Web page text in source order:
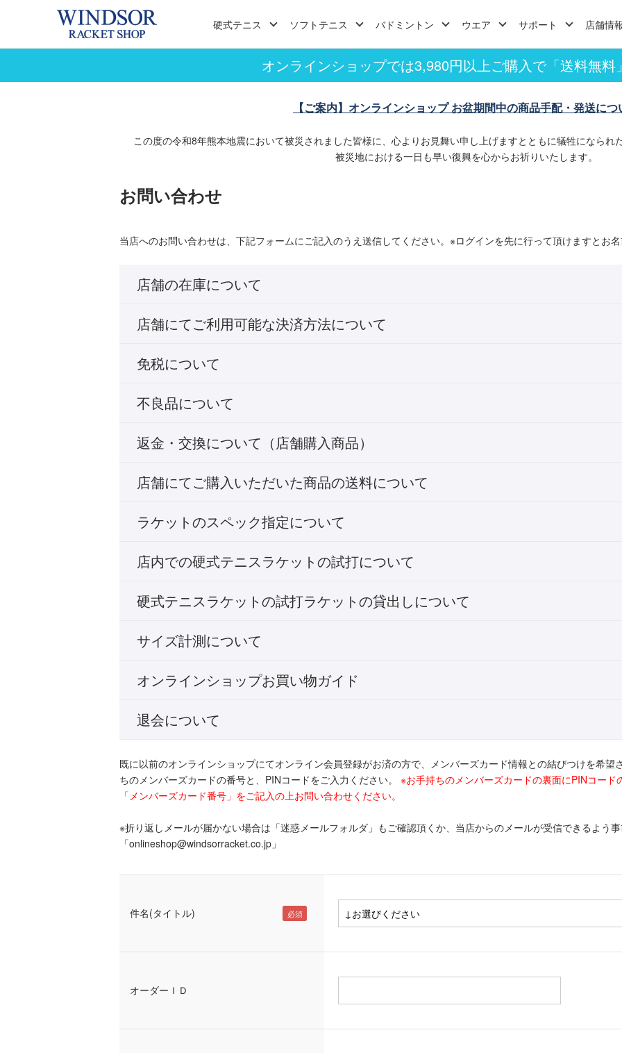
硬式テニス ソフトテニス バドミントン ウエア サポート 店舗情
オンラインショップでは3,980円以上ご購入で「送料無料
【ご案内】オンラインショップ お盆期間中の商品手配・発送につ
この度の令和8年熊本地震において被災されました皆様に、心よりお見舞い申し上げますとともに犠牲になられ
被災地における一日も早い復興を心からお祈りいたします。
お問い合わせ
当店へのお問い合わせは、下記フォームにご記入のうえ送信してください。※ログインを先に行って頂けますとお名
店舗の在庫について
店舗にてご利用可能な決済方法について
免税について
不良品について
返金・交換について（店舗購入商品）
店舗にてご購入いただいた商品の送料について
ラケットのスペック指定について
店内での硬式テニスラケットの試打について
硬式テニスラケットの試打ラケットの貸出しについて
サイズ計測について
オンラインショップお買い物ガイド
退会について
既に以前のオンラインショップにてオンライン会員登録がお済の方で、メンバーズカード情報との結びつけを希
ちのメンバーズカードの番号と、PINコードをご入力ください。 ※お手持ちのメンバーズカードの裏面にPINコー
「メンバーズカード番号」をご記入の上お問い合わせください。
※折り返しメールが届かない場合は「迷惑メールフォルダ」もご確認頂くか、当店からのメールが受信できるよう
「onlineshop@windsorracket.co.jp」
件名(タイトル)
オーダーＩＤ